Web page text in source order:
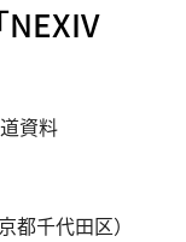
資料
千代田区）